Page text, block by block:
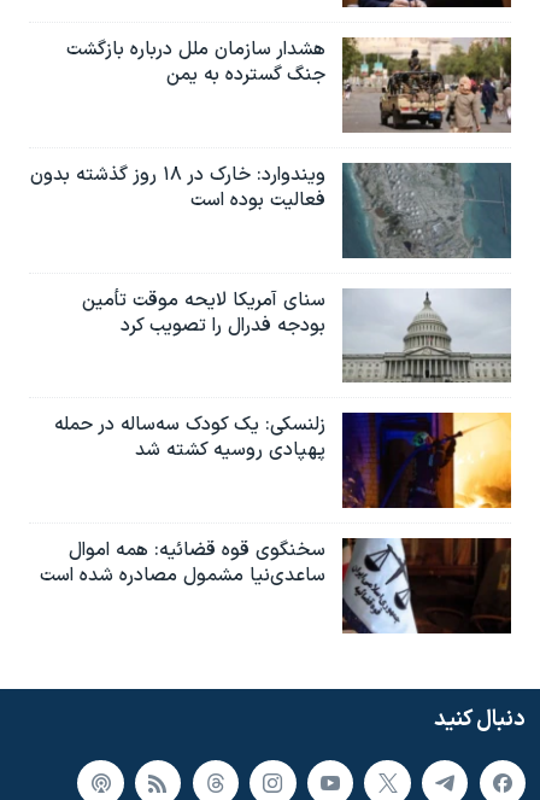
هشدار سازمان ملل درباره بازگشت
جنگ گسترده به یمن
ویندوارد: خارک در ۱۸ روز گذشته بدون
فعالیت بوده است
سنای آمریکا لایحه موقت تأمین
بودجه فدرال را تصویب کرد
زلنسکی: یک کودک سه‌ساله در حمله
پهپادی روسیه کشته شد
سخنگوی قوه قضائیه: همه اموال
ساعدی‌نیا مشمول مصادره شده است
دنبال کنید